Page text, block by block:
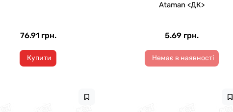
76.91 грн.
Купити
Ataman <ДК>
5.69 грн.
Немає в наявності